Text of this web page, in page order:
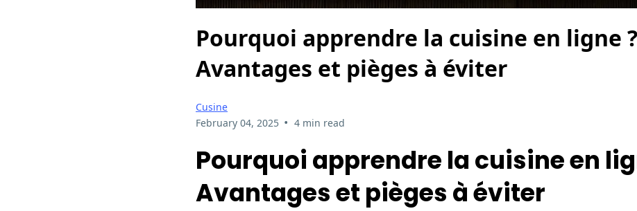
Pourquoi apprendre la cuisine en ligne ?
Avantages et pièges à éviter
Cusine
February 04, 2025 • 4 min read
Pourquoi apprendre la cuisine en
Avantages et pièges à éviter